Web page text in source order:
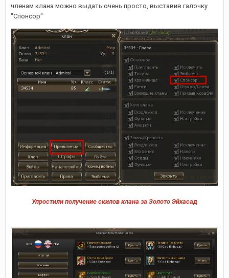
членам клана можно выдать очень просто, выставив галочку
"Спонсор"
Упростили получение скилов клана за Золото Эйхасад